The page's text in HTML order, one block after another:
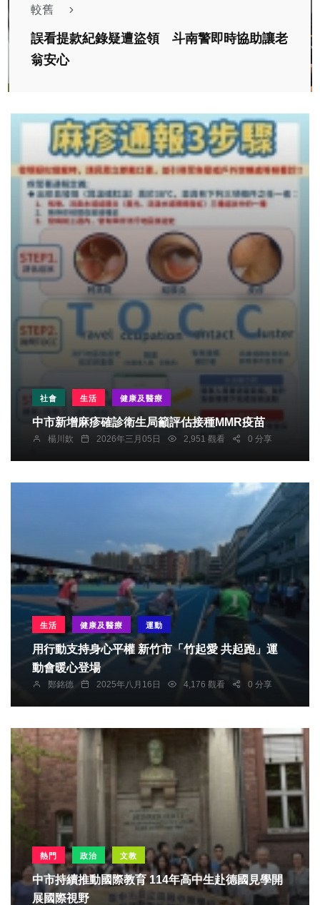
較舊
誤看提款紀錄疑遭盜領 斗南警即時協助讓老
翁安心
社會 生活 健康及醫療
中市新增麻疹確診衛生局籲評估接種MMR疫苗
楊川欽 2026年三月05日 2,951 觀看 0 分享
生活 健康及醫療 運動
用行動支持身心平權 新竹市「竹起愛 共起跑」運
動會暖心登場
鄭銘德 2025年八月16日 4,176 觀看 0 分享
熱門 政治 文教
中市持續推動國際教育 114年高中生赴德國見學開
展國際視野